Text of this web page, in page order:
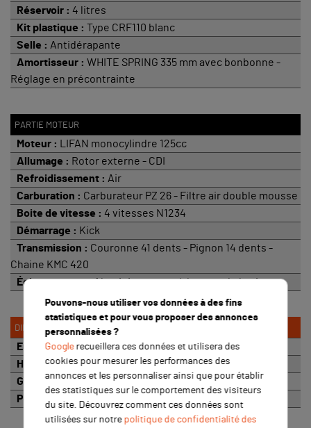
Réservoir : 4 litres
Kit plastique : Type CRF110 blanc
Selle : Antidérapante
Amortisseur : WHITE SPRING 335 mm avec bonbonne -
Réglage en précontrainte
PARTIE MOTEUR
Moteur : LIFAN monocylindre 125cc
Allumage : Rotor externe - CDI
Refroidissement : Air
Carburation : Carburateur PZ 26 - Filtre air double mousse
Boite de vitesse : 4 vitesses N1234
Démarrage : Kick
Transmission : Couronne 41 dents - Pignon 14 dents -
Chaine KMC 420
Échappement :Aluminium avec réducteur de bruit
DIMENSIONS
Empattement :120cm
Hauteur de selle :87cm
Garde au sol :35cm
Poids :
Pouvons-nous utiliser vos données à des fins
statistiques et pour vous proposer des annonces
personnalisées ?
Googlerecueillera ces données et utilisera des
cookies pour mesurer les performances des
annonces et les personnaliser ainsi que pour établir
des statistiques sur le comportement des visiteurs
du site. Découvrez comment ces données sont
utilisées sur notre politique de confidentialité des